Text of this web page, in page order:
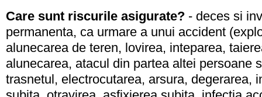
Care sunt riscurile asigurate? - deces si
permanenta, ca urmare a unui accident
alunecarea de teren, lovirea, inteparea,
alunecarea, atacul din partea altei persoane
trasnetul, electrocutarea, arsura, degerarea,